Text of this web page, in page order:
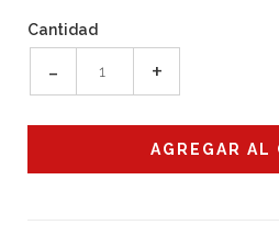
Cantidad
- +